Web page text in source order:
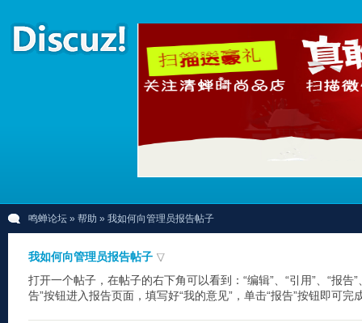
鸣蝉论坛 » 帮助 » 我如何向管理员报告帖子
我如何向管理员报告帖子
打开一个帖子，在帖子的右下角可以看到：“编辑”、“引用”、“报告
告”按钮进入报告页面，填写好“我的意见”，单击“报告”按钮即可完